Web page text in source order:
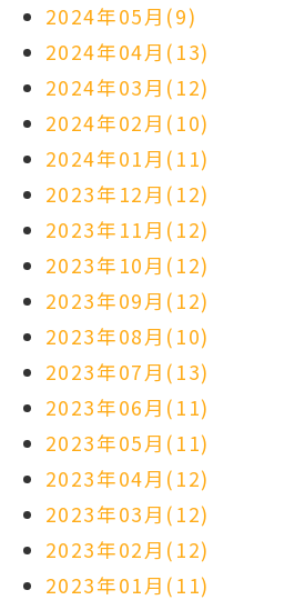
2024年05月(9)
2024年04月(13)
2024年03月(12)
2024年02月(10)
2024年01月(11)
2023年12月(12)
2023年11月(12)
2023年10月(12)
2023年09月(12)
2023年08月(10)
2023年07月(13)
2023年06月(11)
2023年05月(11)
2023年04月(12)
2023年03月(12)
2023年02月(12)
2023年01月(11)